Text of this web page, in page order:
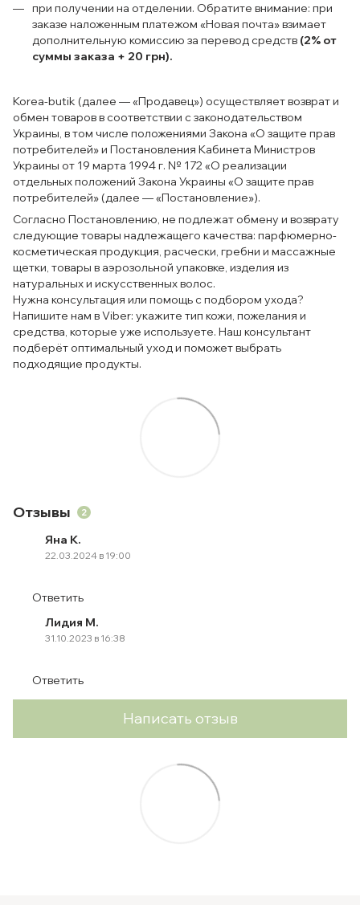
при получении на отделении. Обратите внимание: при
заказе наложенным платежом «Новая почта» взимает
дополнительную комиссию за перевод средств (2% от
суммы заказа + 20 грн).
Korea-butik (далее — «Продавец») осуществляет возврат и
обмен товаров в соответствии с законодательством
Украины, в том числе положениями Закона «О защите прав
потребителей» и Постановления Кабинета Министров
Украины от 19 марта 1994 г. № 172 «О реализации
отдельных положений Закона Украины «О защите прав
потребителей» (далее — «Постановление»).
Согласно Постановлению, не подлежат обмену и возврату
следующие товары надлежащего качества: парфюмерно-
косметическая продукция, расчески, гребни и массажные
щетки, товары в аэрозольной упаковке, изделия из
натуральных и искусственных волос.
Нужна консультация или помощь с подбором ухода?
Напишите нам в Viber: укажите тип кожи, пожелания и
средства, которые уже используете. Наш консультант
подберёт оптимальный уход и поможет выбрать
подходящие продукты.
Отзывы 2
Яна К.
22.03.2024 в 19:00
Ответить
Лидия М.
31.10.2023 в 16:38
Ответить
Написать отзыв